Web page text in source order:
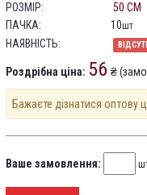
РОЗМІР:
50 СМ
ПАЧКА:
10шт
НАЯВНІСТЬ:
Роздрібна ціна: 56 ₴
Бажаєте дізнатися оптову
Ваше замовлення: